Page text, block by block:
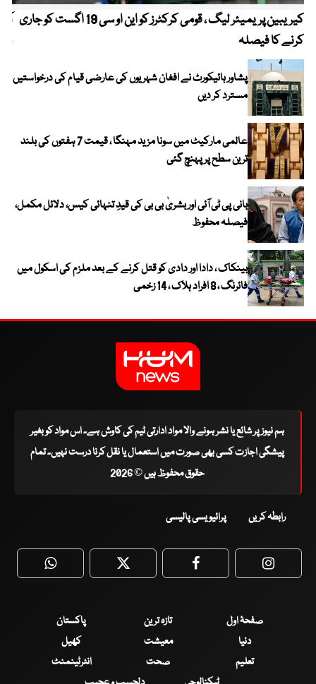
کیریبین پریمیئر لیگ ، قومی کرکٹرز کو این او سی 19 اگست کو جاری
کرنے کا فیصلہ
پشاور ہائیکورٹ نے افغان شہریوں کی عارضی قیام کی درخواستیں
مسترد کر دیں
عالمی مارکیٹ میں سونا مزید مہنگا ، قیمت 7 ہفتوں کی بلند
ترین سطح پر پہنچ گئی
بانی پی ٹی آئی اور بشریٰ بی بی کی قیدِ تنہائی کیس، دلائل مکمل،
فیصلہ محفوظ
بینکاک ، دادا اور دادی کو قتل کرنے کے بعد ملزم کی اسکول میں
فائرنگ ، 8 افراد ہلاک ، 14 زخمی
ہم نیوز پر شائع یا نشر ہونے والا مواد ادارتی ٹیم کی کاوش ہے۔ اس مواد کو بغیر
پیشگی اجازت کسی بھی صورت میں استعمال یا نقل کرنا درست نہیں۔ تمام
حقوق محفوظ ہیں © 2026
رابطہ کریں پرائیویسی پالیسی
WhatsApp Twitter Facebook
صفحۂ اول تازہ ترین
پاکستان
دنیا
معیشت
کھیل
تعلیم
صحت
انٹرٹینمنٹ